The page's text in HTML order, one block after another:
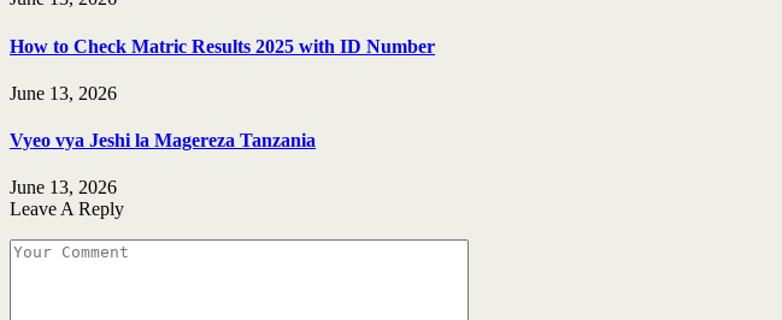
How to Check Matric Results 2025 with ID Number
June 13, 2026
Vyeo vya Jeshi la Magereza Tanzania
June 13, 2026
Leave A Reply